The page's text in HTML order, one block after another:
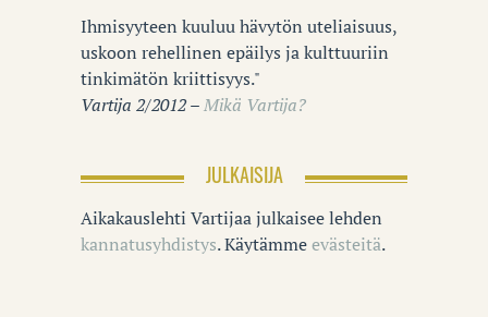
Ihmisyyteen kuuluu hävytön uteliaisuus,
uskoon rehellinen epäilys ja kulttuuriin
tinkimätön kriittisyys."
Vartija 2/2012 –Mikä Vartija?
JULKAISIJA
Aikakauslehti Vartijaa julkaisee lehden
kannatusyhdistys. Käytämmeevästeitä.